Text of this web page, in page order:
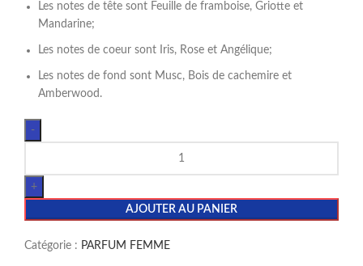
Les notes de tête sont Feuille de framboise, Griotte et
Mandarine;
Les notes de coeur sont Iris, Rose et Angélique;
Les notes de fond sont Musc, Bois de cachemire et
Amberwood.
AJOUTER AU PANIER
Catégorie : PARFUM FEMME